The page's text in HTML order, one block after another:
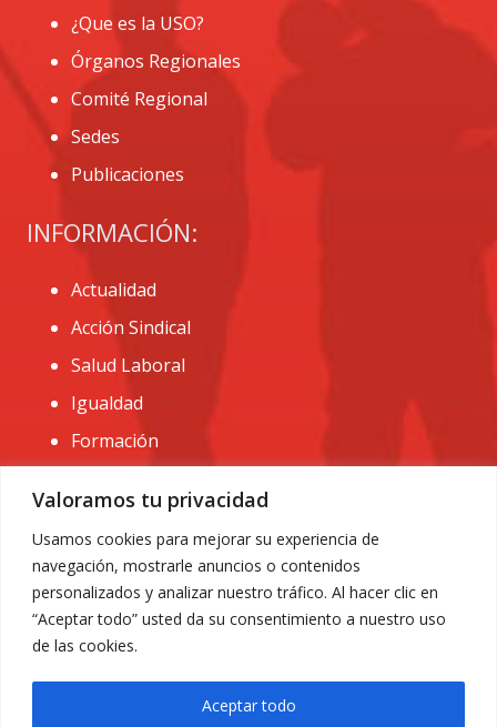
Valoramos tu privacidad
Usamos cookies para mejorar su experiencia de
navegación, mostrarle anuncios o contenidos
personalizados y analizar nuestro tráfico. Al hacer clic en
“Aceptar todo” usted da su consentimiento a nuestro uso
de las cookies.
Aceptar todo
¿Que es la USO?
Órganos Regionales
Comité Regional
Sedes
Publicaciones
INFORMACIÓN:
Actualidad
Acción Sindical
Salud Laboral
Igualdad
Formación
CONTACTO:
administracion@usomurcia.org
968 25 01 20
C/ Huerto de las bombas nº6. 30009 Murcia